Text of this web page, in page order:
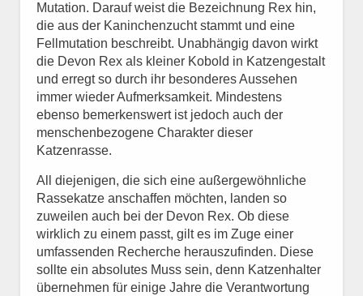
Mutation. Darauf weist die Bezeichnung Rex hin,
die aus der Kaninchenzucht stammt und eine
Fellmutation beschreibt. Unabhängig davon wirkt
die Devon Rex als kleiner Kobold in Katzengestalt
und erregt so durch ihr besonderes Aussehen
immer wieder Aufmerksamkeit. Mindestens
ebenso bemerkenswert ist jedoch auch der
menschenbezogene Charakter dieser
Katzenrasse.
All diejenigen, die sich eine außergewöhnliche
Rassekatze anschaffen möchten, landen so
zuweilen auch bei der Devon Rex. Ob diese
wirklich zu einem passt, gilt es im Zuge einer
umfassenden Recherche herauszufinden. Diese
sollte ein absolutes Muss sein, denn Katzenhalter
übernehmen für einige Jahre die Verantwortung